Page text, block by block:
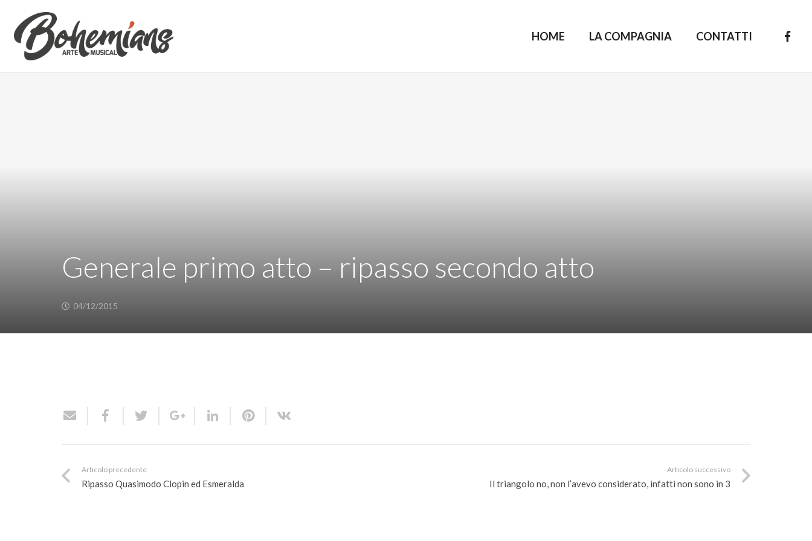
HOME LA COMPAGNIA CONTATTI
Generale primo atto – ripasso secondo atto
04/12/2015
Articolo precedente
Ripasso Quasimodo Clopin ed Esmeralda
Articolo successivo
Il triangolo no, non l’avevo considerato, infatti non sono in 3